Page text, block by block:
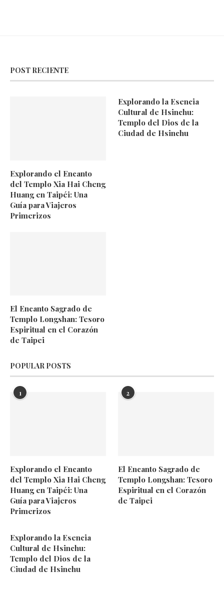
POST RECIENTE
Explorando el Encanto
del Templo Xia Hai Cheng
Huang en Taipéi: Una
Guía para Viajeros
Primerizos
Explorando la Esencia
Cultural de Hsinchu:
Templo del Dios de la
Ciudad de Hsinchu
El Encanto Sagrado de
Templo Longshan: Tesoro
Espiritual en el Corazón
de Taipei
POPULAR POSTS
1
Explorando el Encanto
del Templo Xia Hai Cheng
Huang en Taipéi: Una
Guía para Viajeros
Primerizos
2
El Encanto Sagrado de
Templo Longshan: Tesoro
Espiritual en el Corazón
de Taipei
Explorando la Esencia
Cultural de Hsinchu:
Templo del Dios de la
Ciudad de Hsinchu